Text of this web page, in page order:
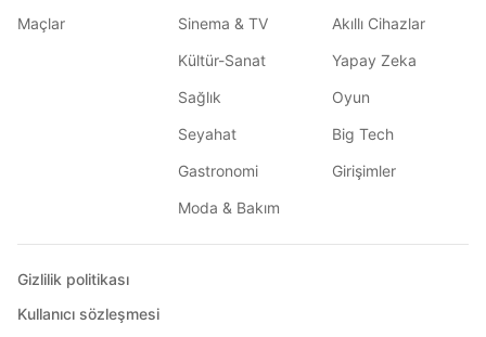
Maçlar
Sinema & TV
Kültür-Sanat
Sağlık
Seyahat
Gastronomi
Moda & Bakım
Akıllı Cihazlar
Yapay Zeka
Oyun
Big Tech
Girişimler
Gizlilik politikası
Kullanıcı sözleşmesi